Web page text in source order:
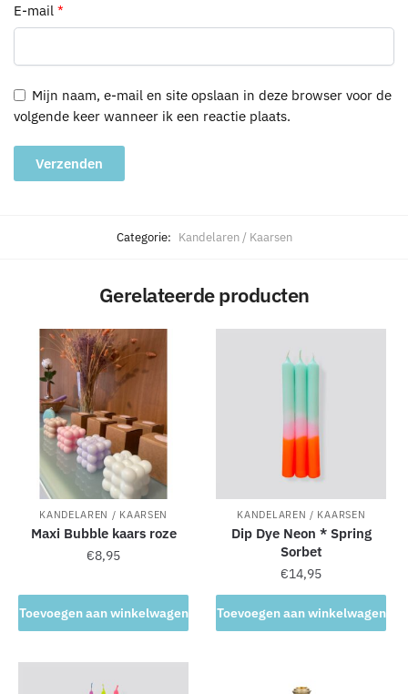
E-mail *
Mijn naam, e-mail en site opslaan in deze browser voor de
volgende keer wanneer ik een reactie plaats.
Categorie: Kandelaren / Kaarsen
Gerelateerde producten
KANDELAREN / KAARSEN
Maxi Bubble kaars roze
€8,95
Toevoegen aan winkelwagen
KANDELAREN / KAARSEN
Dip Dye Neon * Spring
Sorbet
€14,95
Toevoegen aan winkelwagen